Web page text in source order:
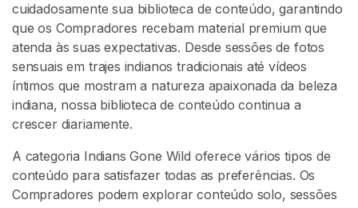
cuidadosamente sua biblioteca de conteúdo, garantindo
que os Compradores recebam material premium que
atenda às suas expectativas. Desde sessões de fotos
sensuais em trajes indianos tradicionais até vídeos
íntimos que mostram a natureza apaixonada da beleza
indiana, nossa biblioteca de conteúdo continua a
crescer diariamente.
A categoria Indians Gone Wild oferece vários tipos de
conteúdo para satisfazer todas as preferências. Os
Compradores podem explorar conteúdo solo, sessões
n
o
s
F
o
r
a
e
C
o